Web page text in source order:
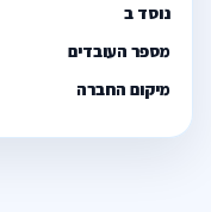
נוסד ב
מספר העובדים
מיקום החברה